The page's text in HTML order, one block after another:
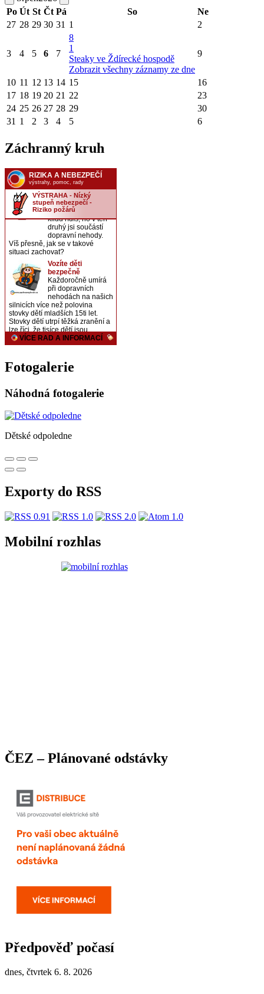
Po Út St Čt Pá So
Ne
27 28 29 30 31 1 2
3 4 5 6 7
8
1
Steaky ve Ždírecké hospodě
Zobrazit všechny záznamy ze dne
9
10 11 12 13 14 15
16
17 18 19 20 21 22
23
24 25 26 27 28 29
30
31 1 2 3 4 5 6
Záchranný kruh
Fotogalerie
Náhodná fotogalerie
Dětské odpoledne
Exporty do RSS
Mobilní rozhlas
ČEZ – Plánované odstávky
Předpověď počasí
dnes, čtvrtek 6. 8. 2026